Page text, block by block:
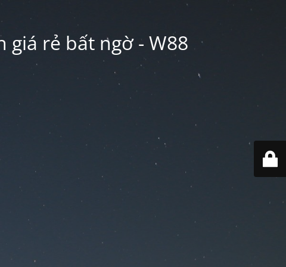
rẻ bất ngờ - W88